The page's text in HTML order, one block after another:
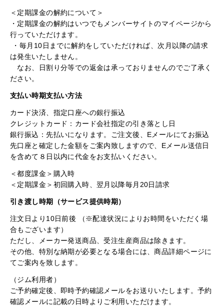
＜定期課金の解約について＞
・定期課金の解約はいつでもメンバーサイトのマイページから
行っていただけます。
・毎月10日までに解約をしていただければ、次月以降の請求
は発生いたしません。
なお、日割り分等での返金は承っておりませんのでご了承く
ださい。
支払い時期支払い方法
カード決済、指定口座への銀行振込
クレジットカード：カード会社指定の引き落とし日
銀行振込：先払いになります。ご注文後、Eメールにてお振込
先口座と確定した金額をご案内致しますので、Eメール送信日
を含めて８日以内に代金をお支払いください。
＜都度課金＞購入時
＜定期課金＞初回購入時、翌月以降毎月20日請求
引き渡し時期（サービス提供時期）
注文日より10日前後 （※配達状況によりお時間をいただく場
合もございます）
ただし、メーカー発送商品、受注生産商品は除きます。
その他、特別な納期が必要となる場合には、商品詳細ページに
てご案内を致します。
（ジム利用者）
ご予約確定後、即時予約確認メールをお送りいたします。予約
確認メールに記載の日時よりご利用いただけます。